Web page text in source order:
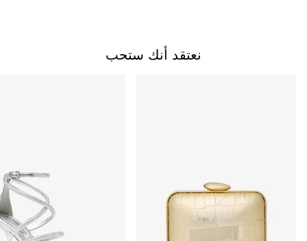
نعتقد أنك ستحب